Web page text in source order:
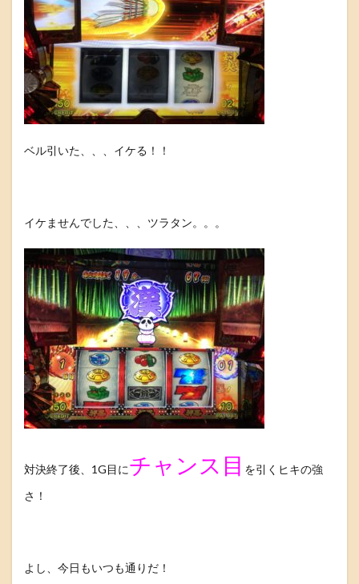
ベル引いた、、、イケる！！
イケませんでした、、、ツラタン。。。
対決終了後、1G目にチャンス目 を引くヒキの強
さ！
よし、今日もいつも通りだ！